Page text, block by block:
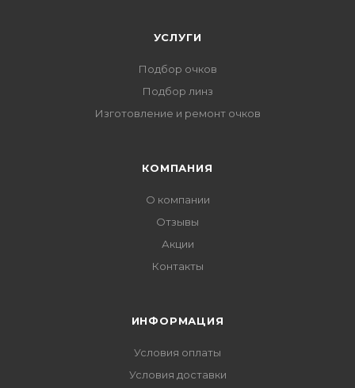
УСЛУГИ
Подбор очков
Подбор линз
Изготовление и ремонт очков
КОМПАНИЯ
О компании
Отзывы
Акции
Контакты
ИНФОРМАЦИЯ
Условия оплаты
Условия доставки